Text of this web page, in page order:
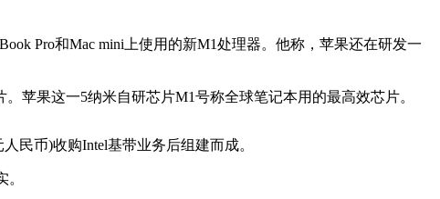
Pro和Mac mini上使用的新M1处理器。他称，苹果还在研发一
果这一5纳米自研芯片M1号称全球笔记本用的最高效芯片。
民币)收购Intel基带业务后组建而成。